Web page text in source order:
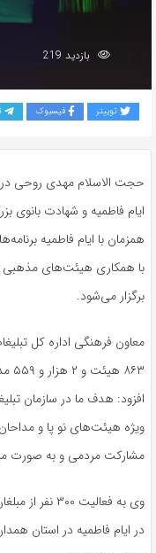
بازدید 219
توییتر فیسبوک
حجت الاسلام مهدی روحی در
ایام فاطمیه و شهادت
همزمان با ایام فاطمیه
با همکاری هیئت‌های مذهبی
برگزار می‌شود.
معاون فرهنگی اداره کل
افزود: هدف ما در سازمان
ویژه هیئت‌های نو پا و
مشارکت مردمی و به صورت
در ایام فاطمیه در استان